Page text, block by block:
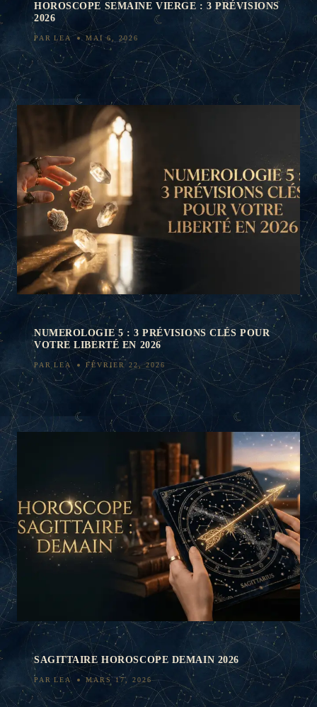
HOROSCOPE SEMAINE VIERGE : 3 PRÉVISIONS
2026
PAR LEA MAI 6, 2026
NUMEROLOGIE 5 : 3 PRÉVISIONS CLÉS POUR
VOTRE LIBERTÉ EN 2026
PAR LEA FÉVRIER 22, 2026
SAGITTAIRE HOROSCOPE DEMAIN 2026
PAR LEA MARS 17, 2026